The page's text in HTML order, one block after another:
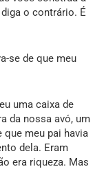
o contrário. É
se de que meu
uma caixa de
da nossa avó, um
que meu pai havia
dela. Eram
era riqueza. Mas